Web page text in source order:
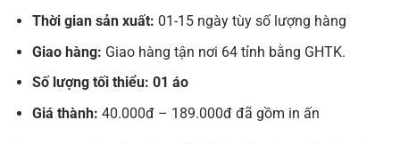
Thời gian sản xuất: 01-15 ngày tùy số lượng hàng
Giao hàng: Giao hàng tận nơi 64 tỉnh bằng GHTK.
Số lượng tối thiểu: 01 áo
Giá thành: 40.000đ – 189.000đ đã gồm in ấn